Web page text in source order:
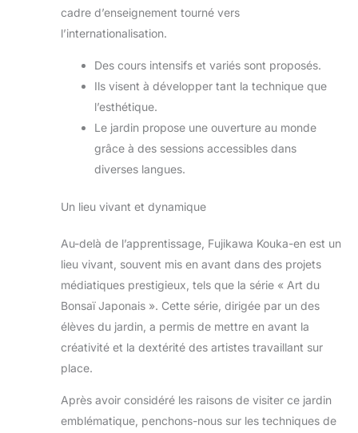
cadre d’enseignement tourné vers
l’internationalisation.
Des cours intensifs et variés sont proposés.
Ils visent à développer tant la technique que
l’esthétique.
Le jardin propose une ouverture au monde
grâce à des sessions accessibles dans
diverses langues.
Un lieu vivant et dynamique
Au-delà de l’apprentissage, Fujikawa Kouka-en est un
lieu vivant, souvent mis en avant dans des projets
médiatiques prestigieux, tels que la série « Art du
Bonsaï Japonais ». Cette série, dirigée par un des
élèves du jardin, a permis de mettre en avant la
créativité et la dextérité des artistes travaillant sur
place.
Après avoir considéré les raisons de visiter ce jardin
emblématique, penchons-nous sur les techniques de